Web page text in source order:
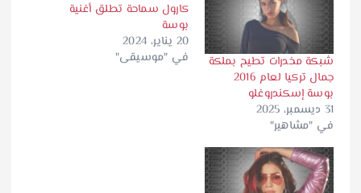
شبكة مخدرات تطيح بملكة
جمال تركيا لعام 2016
بوسة إسكندروغلو
31 ديسمبر، 2025
في "مشاهير"
كارول سماحة تطلق أغنية
بوسة
20 يناير، 2024
في "موسيقى"